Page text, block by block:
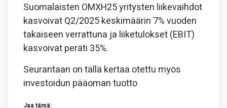
Suomalaisten OMXH25 yritysten liikevaihdot
kasvoivat Q2/2025 keskimäärin 7% vuoden
takaiseen verrattuna ja liiketulokset (EBIT)
kasvoivat peräti 35%.
Seurantaan on tällä kertaa otettu myös
investoidun pääoman tuotto
Jaa tämä: